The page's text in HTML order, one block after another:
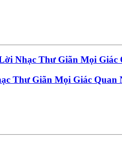
Thư Giãn Mọi Giác Quan